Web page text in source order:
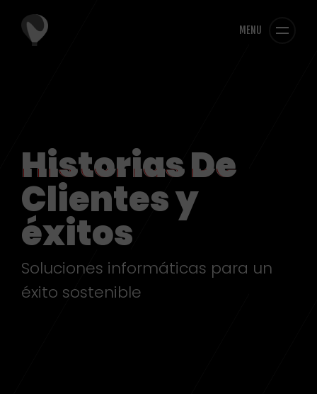
MENU
Historias De
Clientes y
éxitos
Soluciones informáticas para un
éxito sostenible